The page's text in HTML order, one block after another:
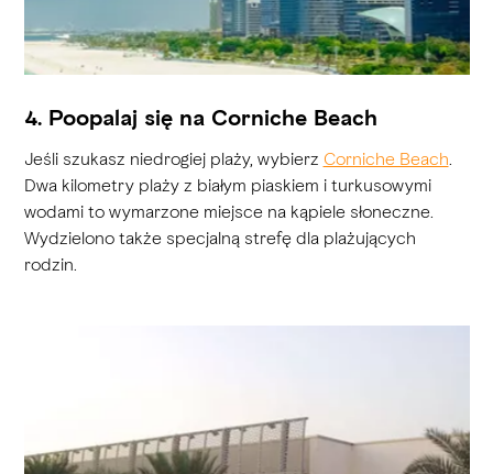
4. Poopalaj się na Corniche Beach
Jeśli szukasz niedrogiej plaży, wybierz Corniche Beach.
Dwa kilometry plaży z białym piaskiem i turkusowymi
wodami to wymarzone miejsce na kąpiele słoneczne.
Wydzielono także specjalną strefę dla plażujących
rodzin.